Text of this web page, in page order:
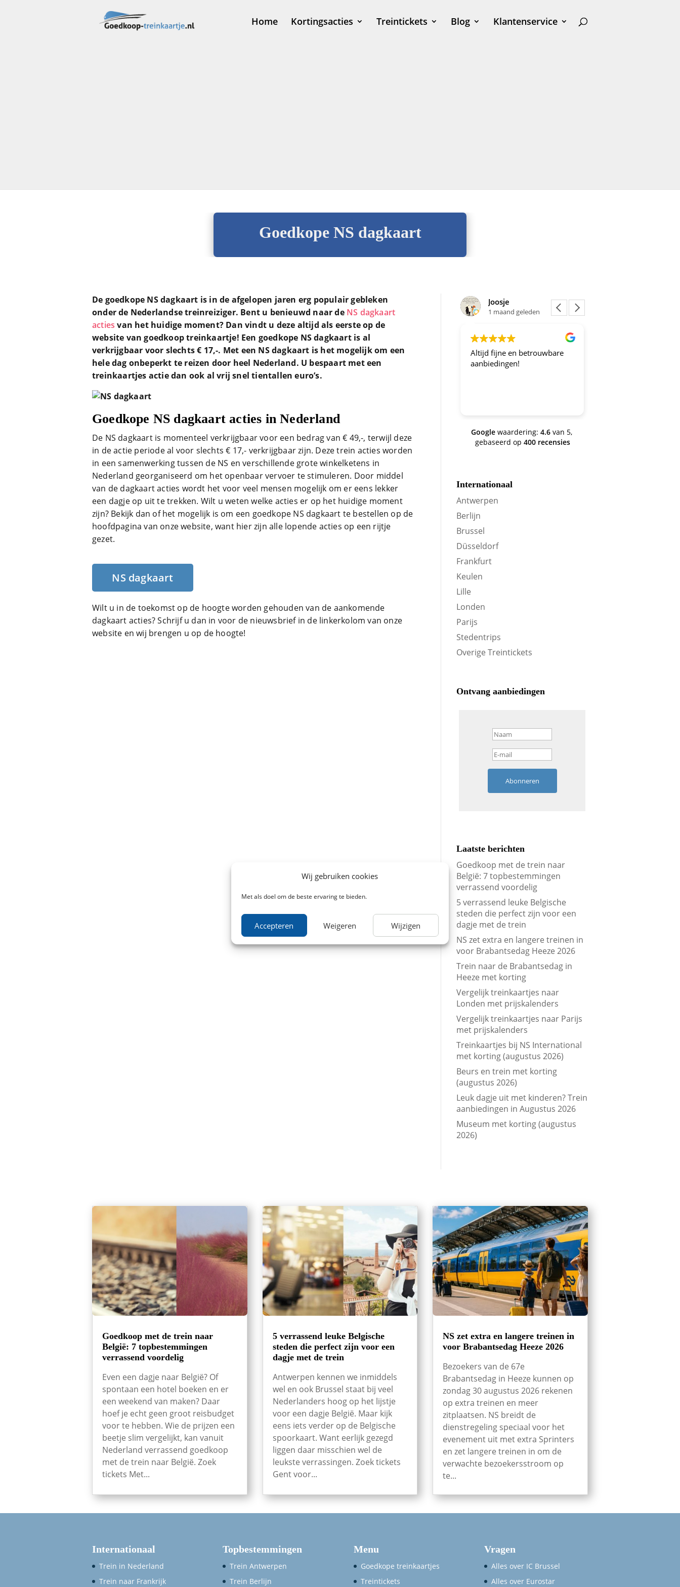
Wij gebruiken cookies
Met als doel om de beste ervaring te bieden.
Accepteren Weigeren Wijzigen
Home Kortingsacties Treintickets Blog Klantenservice
Goedkope NS dagkaart
De goedkope NS dagkaart is in de afgelopen jaren erg populair gebleken
onder de Nederlandse treinreiziger. Bent u benieuwd naar de NS dagkaart
acties van het huidige moment? Dan vindt u deze altijd als eerste op de
website van goedkoop treinkaartje! Een goedkope NS dagkaart is al
verkrijgbaar voor slechts € 17,-. Met een NS dagkaart is het mogelijk om een
hele dag onbeperkt te reizen door heel Nederland. U bespaart met een
treinkaartjes actie dan ook al vrij snel tientallen euro’s.
Goedkope NS dagkaart acties in Nederland
De NS dagkaart is momenteel verkrijgbaar voor een bedrag van € 49,-, terwijl deze
in de actie periode al voor slechts € 17,- verkrijgbaar zijn. Deze trein acties worden
in een samenwerking tussen de NS en verschillende grote winkelketens in
Nederland georganiseerd om het openbaar vervoer te stimuleren. Door middel
van de dagkaart acties wordt het voor veel mensen mogelijk om er eens lekker
een dagje op uit te trekken. Wilt u weten welke acties er op het huidige moment
zijn? Bekijk dan of het mogelijk is om een goedkope NS dagkaart te bestellen op de
hoofdpagina van onze website, want hier zijn alle lopende acties op een rijtje
gezet.
NS dagkaart
Wilt u in de toekomst op de hoogte worden gehouden van de aankomende
dagkaart acties? Schrijf u dan in voor de nieuwsbrief in de linkerkolom van onze
website en wij brengen u op de hoogte!
1 maand geleden
Dit is een site die ik altijd
bezoek in voorbereiding op
verder en nog steeds is dit de
trein-voordeel!
Joosje
1 maand geleden
Altijd fijne en betrouwbare
aanbiedingen!
Google waardering: 4.6 van 5,
gebaseerd op400 recensies
Internationaal
Antwerpen
Berlijn
Brussel
Düsseldorf
Frankfurt
Keulen
Lille
Londen
Parijs
Stedentrips
Overige Treintickets
Ontvang aanbiedingen
Abonneren
Laatste berichten
Goedkoop met de trein naar
België: 7 topbestemmingen
verrassend voordelig
5 verrassend leuke Belgische
steden die perfect zijn voor een
dagje met de trein
NS zet extra en langere treinen in
voor Brabantsedag Heeze 2026
Trein naar de Brabantsedag in
Heeze met korting
Vergelijk treinkaartjes naar
Londen met prijskalenders
Vergelijk treinkaartjes naar Parijs
met prijskalenders
Treinkaartjes bij NS International
met korting (augustus 2026)
Beurs en trein met korting
(augustus 2026)
Leuk dagje uit met kinderen? Trein
aanbiedingen in Augustus 2026
Museum met korting (augustus
2026)
Goedkoop met de trein naar
België: 7 topbestemmingen
verrassend voordelig
Even een dagje naar België? Of
spontaan een hotel boeken en er
een weekend van maken? Daar
hoef je echt geen groot reisbudget
voor te hebben. Wie de prijzen een
beetje slim vergelijkt, kan vanuit
Nederland verrassend goedkoop
met de trein naar België. Zoek
tickets Met...
5 verrassend leuke Belgische
steden die perfect zijn voor een
dagje met de trein
Antwerpen kennen we inmiddels
wel en ook Brussel staat bij veel
Nederlanders hoog op het lijstje
voor een dagje België. Maar kijk
eens iets verder op de Belgische
spoorkaart. Want eerlijk gezegd
liggen daar misschien wel de
leukste verrassingen. Zoek tickets
Gent voor...
NS zet extra en langere treinen in
voor Brabantsedag Heeze 2026
Bezoekers van de 67e
Brabantsedag in Heeze kunnen op
zondag 30 augustus 2026 rekenen
op extra treinen en meer
zitplaatsen. NS breidt de
dienstregeling speciaal voor het
evenement uit met extra Sprinters
en zet langere treinen in om de
verwachte bezoekersstroom op
te...
Internationaal
Trein in Nederland
Trein naar Frankrijk
Topbestemmingen
Trein Antwerpen
Trein Berlijn
Menu
Goedkope treinkaartjes
Treintickets
Vragen
Alles over IC Brussel
Alles over Eurostar